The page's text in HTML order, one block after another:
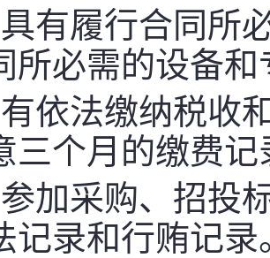
具有履行合同所
所必需的设备
依法缴纳税收
三个月的缴费记
加采购、招投
记录和行贿记